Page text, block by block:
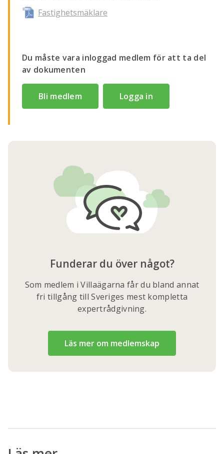
Fastighetsmäklare
Du måste vara inloggad medlem för att ta del
av dokumenten
Bli medlem Logga in
Funderar du över något?
Som medlem i Villaägarna får du bland annat
fri tillgång till Sveriges mest kompletta
expertrådgivning.
Läs mer om medlemskap